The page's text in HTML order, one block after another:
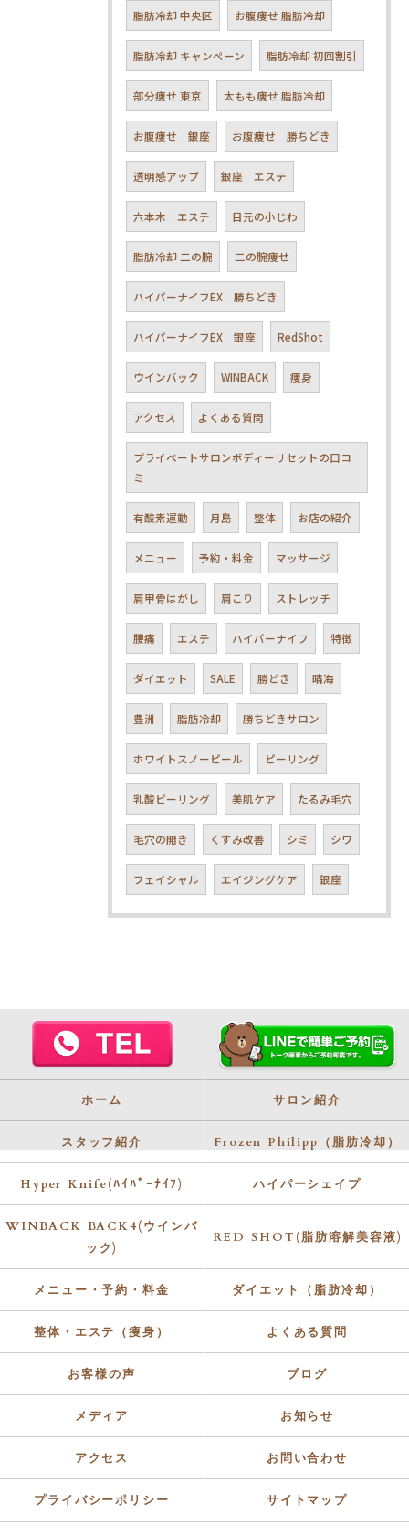
脂肪冷却 中央区 お腹痩せ 脂肪冷却
脂肪冷却 キャンペーン 脂肪冷却 初回割引
部分痩せ 東京 太もも痩せ 脂肪冷却
お腹痩せ 銀座 お腹痩せ 勝ちどき
透明感アップ 銀座 エステ
六本木 エステ 目元の小じわ
脂肪冷却 二の腕 二の腕痩せ
ハイパーナイフEX 勝ちどき
ハイパーナイフEX 銀座 RedShot
ウインバック WINBACK 痩身
アクセス よくある質問
プライベートサロンボディーリセットの口コ
ミ
有酸素運動 月島 整体 お店の紹介
メニュー 予約・料金 マッサージ
肩甲骨はがし 肩こり ストレッチ
腰痛 エステ ハイパーナイフ 特徴
ダイエット SALE 勝どき 晴海
豊洲 脂肪冷却 勝ちどきサロン
ホワイトスノーピール ピーリング
乳酸ピーリング 美肌ケア たるみ毛穴
毛穴の開き くすみ改善 シミ シワ
フェイシャル エイジングケア 銀座
ホーム サロン紹介
スタッフ紹介 Frozen Philipp（脂肪冷却）
Hyper Knife(ﾊｲﾊﾟｰﾅｲﾌ) ハイパーシェイプ
WINBACK BACK4(ウインバ
ック)
RED SHOT(脂肪溶解美容液)
メニュー・予約・料金 ダイエット（脂肪冷却）
整体・エステ（痩身） よくある質問
お客様の声 ブログ
メディア お知らせ
アクセス お問い合わせ
プライバシーポリシー サイトマップ